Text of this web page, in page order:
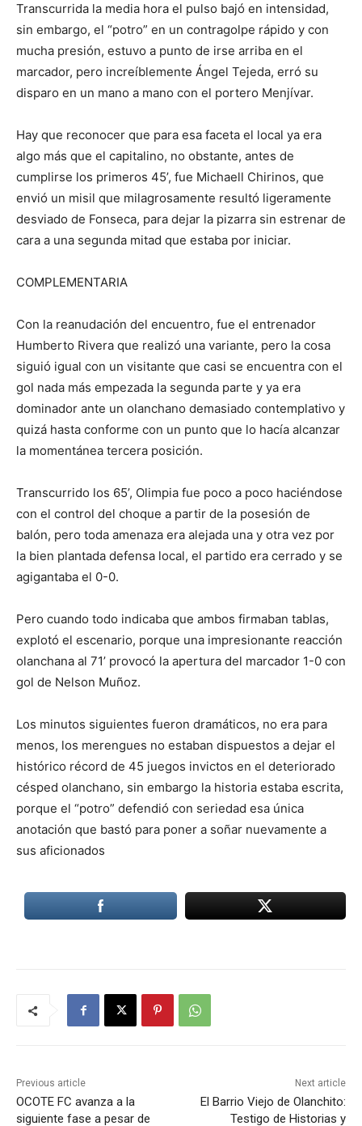
Transcurrida la media hora el pulso bajó en intensidad,
sin embargo, el “potro” en un contragolpe rápido y con
mucha presión, estuvo a punto de irse arriba en el
marcador, pero increíblemente Ángel Tejeda, erró su
disparo en un mano a mano con el portero Menjívar.
Hay que reconocer que para esa faceta el local ya era
algo más que el capitalino, no obstante, antes de
cumplirse los primeros 45’, fue Michaell Chirinos, que
envió un misil que milagrosamente resultó ligeramente
desviado de Fonseca, para dejar la pizarra sin estrenar de
cara a una segunda mitad que estaba por iniciar.
COMPLEMENTARIA
Con la reanudación del encuentro, fue el entrenador
Humberto Rivera que realizó una variante, pero la cosa
siguió igual con un visitante que casi se encuentra con el
gol nada más empezada la segunda parte y ya era
dominador ante un olanchano demasiado contemplativo y
quizá hasta conforme con un punto que lo hacía alcanzar
la momentánea tercera posición.
Transcurrido los 65’, Olimpia fue poco a poco haciéndose
con el control del choque a partir de la posesión de
balón, pero toda amenaza era alejada una y otra vez por
la bien plantada defensa local, el partido era cerrado y se
agigantaba el 0-0.
Pero cuando todo indicaba que ambos firmaban tablas,
explotó el escenario, porque una impresionante reacción
olanchana al 71’ provocó la apertura del marcador 1-0 con
gol de Nelson Muñoz.
Los minutos siguientes fueron dramáticos, no era para
menos, los merengues no estaban dispuestos a dejar el
histórico récord de 45 juegos invictos en el deteriorado
césped olanchano, sin embargo la historia estaba escrita,
porque el “potro” defendió con seriedad esa única
anotación que bastó para poner a soñar nuevamente a
sus aficionados
Previous article
OCOTE FC avanza a la
siguiente fase a pesar de
Next article
El Barrio Viejo de Olanchito:
Testigo de Historias y